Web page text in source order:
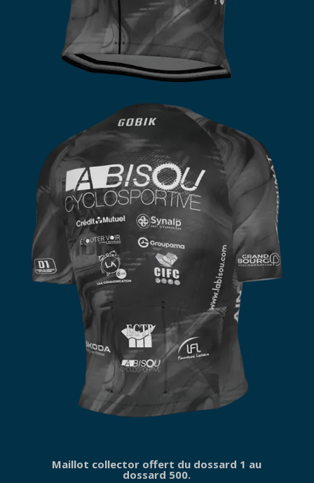
Maillot collector offert du dossard 1 au
dossard 500.